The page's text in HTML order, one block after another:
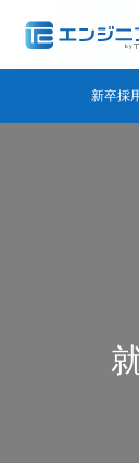
新卒採